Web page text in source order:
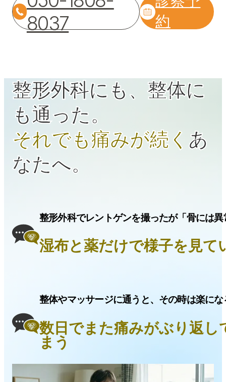
8037
約
整形外科にも、整体に
も通った。
それでも痛みが続く あ
なたへ。
整形外科でレントゲンを撮ったが「骨には
湿布と薬だけで様子を見て
整体やマッサージに通うと、その時は楽にな
数日でまた痛みがぶり返し
まう